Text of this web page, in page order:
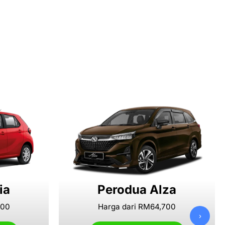
Perodua Alza
Harga dari RM64,700
›